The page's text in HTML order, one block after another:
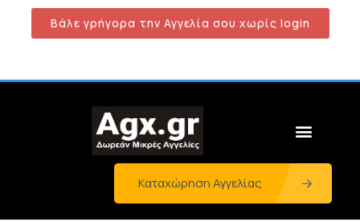
Βάλε γρήγορα την Αγγελία σου χωρίς login
Καταχώρηση Αγγελίας